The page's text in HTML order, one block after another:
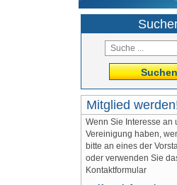
Suchen
Mitglied
Wenn Sie Interesse an
Vereinigung haben,
bitte an eines der
oder verwenden Sie
Kontaktformular